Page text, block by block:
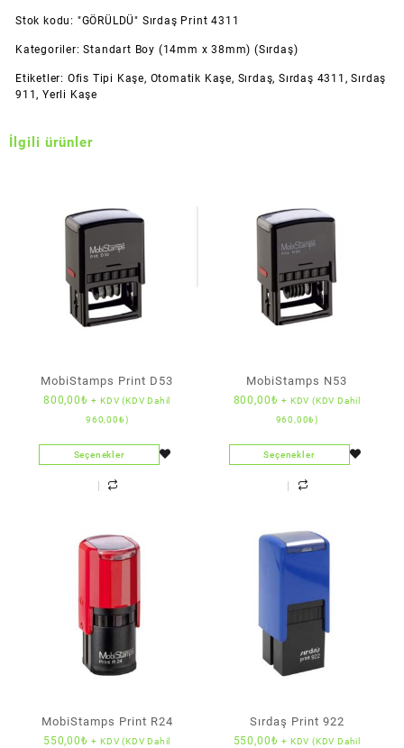
Stok kodu: "GÖRÜLDÜ" Sırdaş Print 4311
Kategoriler:Standart Boy (14mm x 38mm) (Sırdaş)
Etiketler: Ofis Tipi Kaşe, Otomatik Kaşe, Sırdaş,Sırdaş 4311 ,Sırdaş
911 ,Yerli Kaşe
İlgili ürünler
MobiStamps Print D53
800,00₺ + KDV (KDV Dahil
960,00₺ )
Seçenekler
MobiStamps N53
800,00₺ + KDV (KDV Dahil
960,00₺ )
Seçenekler
MobiStamps Print R24
550,00₺ + KDV (KDV Dahil
Sırdaş Print 922
550,00₺ + KDV (KDV Dahil